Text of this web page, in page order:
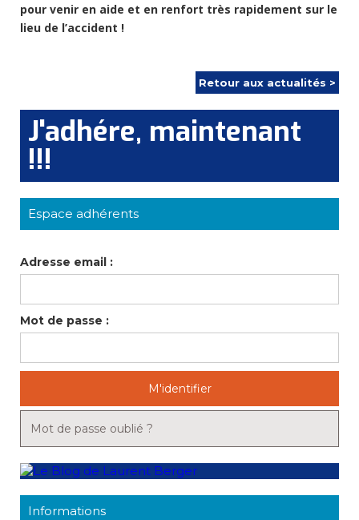
pour venir en aide et en renfort très rapidement sur le
lieu de l’accident !
Retour aux actualités >
J'adhére, maintenant
!!!
Espace adhérents
Adresse email :
Mot de passe :
M'identifier
Mot de passe oublié ?
Informations